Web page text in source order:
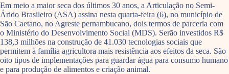
Em meio a maior seca dos últimos 30 anos, a Articulação no Semi-
Árido Brasileiro (ASA) assina nesta quarta-feira (6), no município de
São Caetano, no Agreste pernambucano, dois termos de parceria com
o Ministério do Desenvolvimento Social (MDS). Serão investidos R$
138,3 milhões na construção de 41.030 tecnologias sociais que
permitem à família agricultora mais resistência aos efeitos da seca. São
oito tipos de implementações para guardar água para consumo humano
e para produção de alimentos e criação animal.